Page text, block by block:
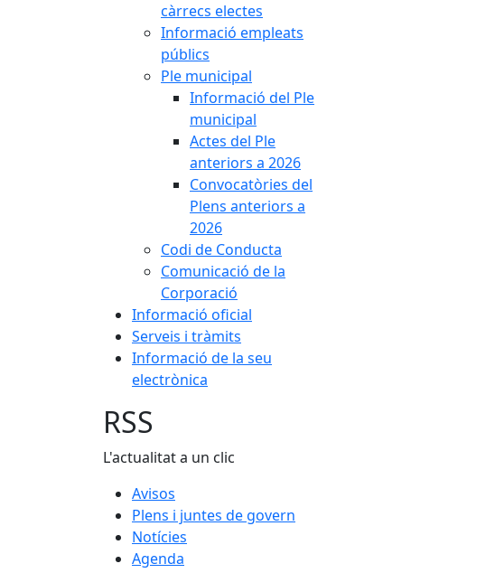
càrrecs electes
Informació empleats
públics
Ple municipal
Informació del Ple
municipal
Actes del Ple
anteriors a 2026
Convocatòries del
Plens anteriors a
2026
Codi de Conducta
Comunicació de la
Corporació
Informació oficial
Serveis i tràmits
Informació de la seu
electrònica
RSS
L'actualitat a un clic
Avisos
Plens i juntes de govern
Notícies
Agenda